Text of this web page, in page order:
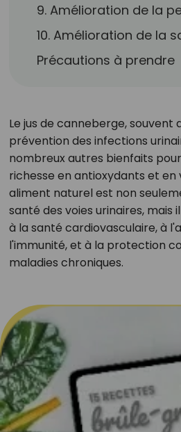
9. Amélioration de la
10. Amélioration de la
Précautions à prendre
Le jus de canneberge, souvent
prévention des infections
nombreux autres bienfaits
richesse en antioxydants et en
aliment naturel est non
santé des voies urinaires,
à la santé cardiovasculaire, à
l'immunité, et à la protection
maladies chroniques.